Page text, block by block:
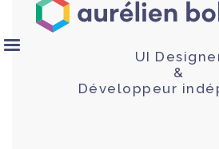
UI
&
Développeur